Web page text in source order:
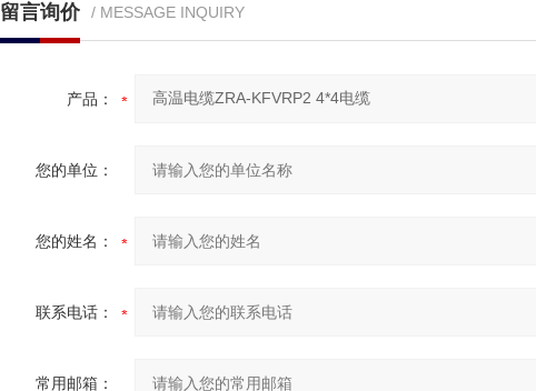
留言询价 / MESSAGE INQUIRY
产品：
您的单位：
您的姓名：
联系电话：
常用邮箱：